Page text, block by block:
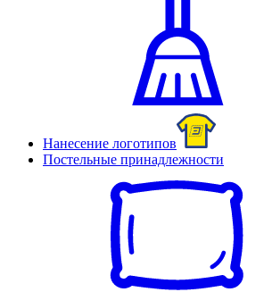
Нанесение логотипов
Постельные принадлежности